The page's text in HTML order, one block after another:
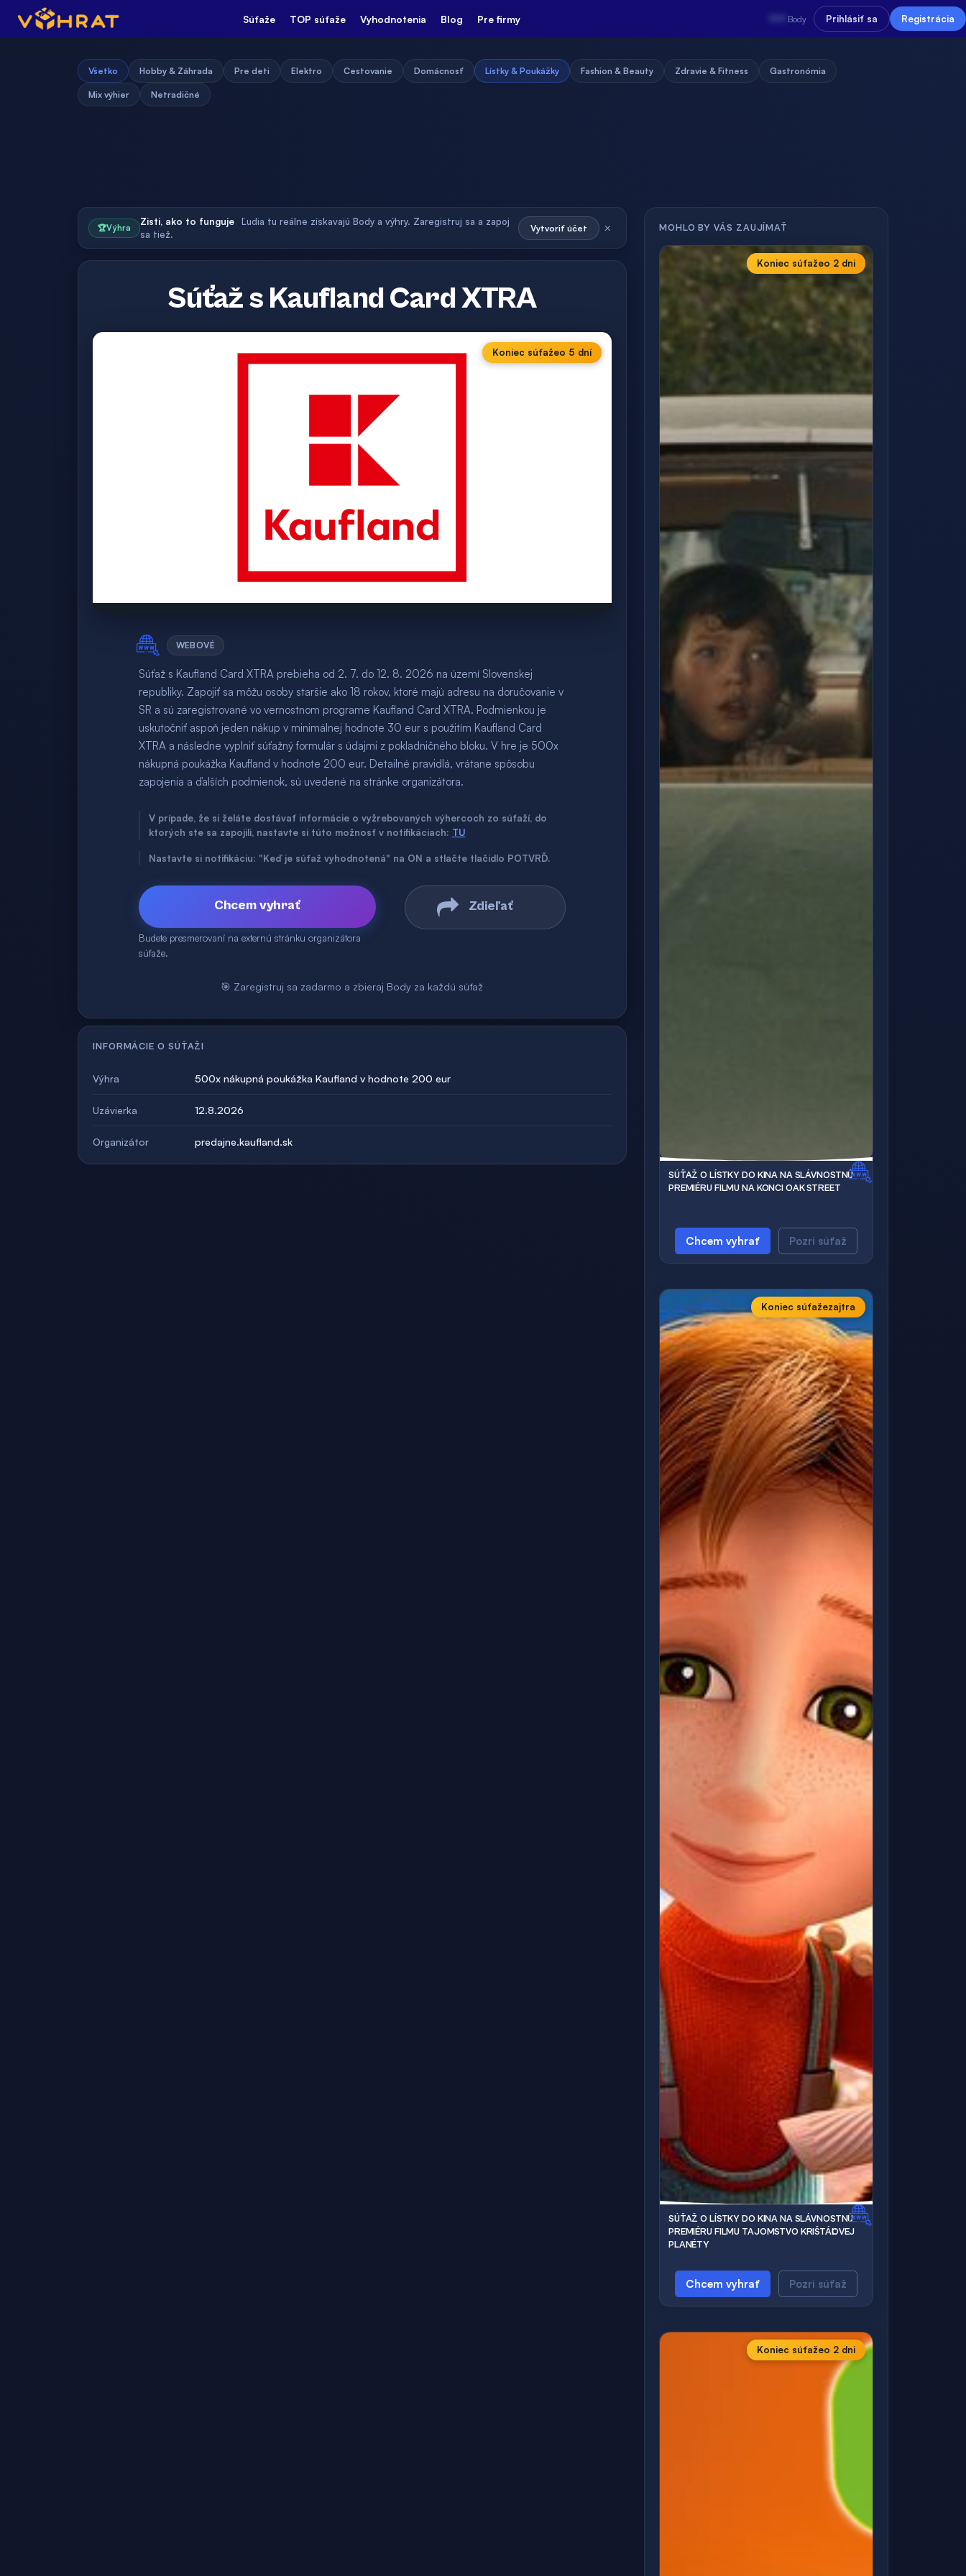
Súťaže TOP súťaže Vyhodnotenia Blog Pre firmy Body Prihlásiť sa Registrácia
Všetko Hobby & Záhrada Pre deti Elektro Cestovanie Domácnosť Lístky & Poukážky Fashion & Beauty Zdravie & Fitness Gastronómia
Mix výhier Netradičné
🏆Výhra
Zisti, ako to funguje
Ľudia tu reálne získavajú Body a výhry. Zaregistruj sa a zapoj
sa tiež.
Vytvoriť účet ×
Súťaž s Kaufland Card XTRA
Koniec súťažeo 5 dní
WEBOVÉ
Súťaž s Kaufland Card XTRA prebieha od 2. 7. do 12. 8. 2026 na území Slovenskej
republiky. Zapojiť sa môžu osoby staršie ako 18 rokov, ktoré majú adresu na doručovanie v
SR a sú zaregistrované vo vernostnom programe Kaufland Card XTRA. Podmienkou je
uskutočniť aspoň jeden nákup v minimálnej hodnote 30 eur s použitím Kaufland Card
XTRA a následne vyplniť súťažný formulár s údajmi z pokladničného bloku. V hre je 500x
nákupná poukážka Kaufland v hodnote 200 eur. Detailné pravidlá, vrátane spôsobu
zapojenia a ďalších podmienok, sú uvedené na stránke organizátora.
V prípade, že si želáte dostávať informácie o vyžrebovaných výhercoch zo súťaží, do
ktorých ste sa zapojili, nastavte si túto možnosť v notifikáciach: TU
Nastavte si notifikáciu: "Keď je súťaž vyhodnotená" na ON a stlačte tlačidlo POTVRĎ.
Chcem vyhrať
Budete presmerovaní na externú stránku organizátora
súťaže.
Zdieľať
🎯 Zaregistruj sa zadarmo a zbieraj Body za každú súťaž
INFORMÁCIE O SÚŤAŽI
Výhra 500x nákupná poukážka Kaufland v hodnote 200 eur
Uzávierka 12.8.2026
Organizátor predajne.kaufland.sk
MOHLO BY VÁS ZAUJÍMAŤ
Koniec súťažeo 2 dni
SÚŤAŽ O LÍSTKY DO KINA NA SLÁVNOSTNÚ
PREMIÉRU FILMU NA KONCI OAK STREET
Chcem vyhrať Pozri súťaž
Koniec súťažezajtra
SÚŤAŽ O LÍSTKY DO KINA NA SLÁVNOSTNÚ
PREMIÉRU FILMU TAJOMSTVO KRIŠTÁĽOVEJ
PLANÉTY
Chcem vyhrať Pozri súťaž
Koniec súťažeo 2 dni